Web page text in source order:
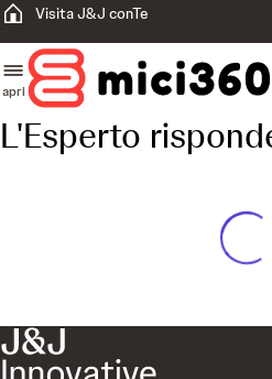
Visita J&J conTe
apri
L'Esperto